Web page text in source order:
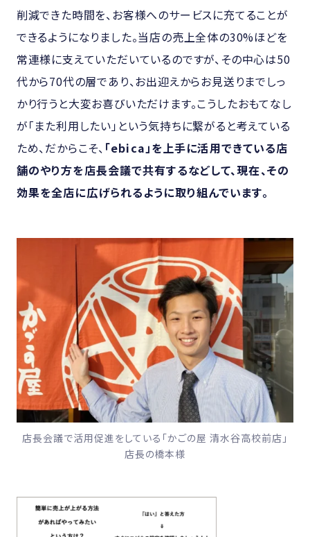
削減できた時間を、お客様へのサービスに充てることが
できるようになりました。当店の売上全体の30%ほどを
常連様に支えていただいているのですが、その中心は50
代から70代の層であり、お出迎えからお見送りまでしっ
かり行うと大変お喜びいただけます。こうしたおもてなし
が「また利用したい」という気持ちに繋がると考えている
ため、だからこそ、 「ebica」を上手に活用できている店
舗のやり方を店長会議で共有するなどして、現在、その
効果を全店に広げられるように取り組んでいます。
店長会議で活用促進をしている「かごの屋 清水谷高校前店」
店長の橋本様